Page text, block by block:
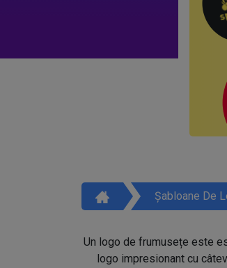
Șabloane De
Un logo de frumusețe este
logo impresionant cu